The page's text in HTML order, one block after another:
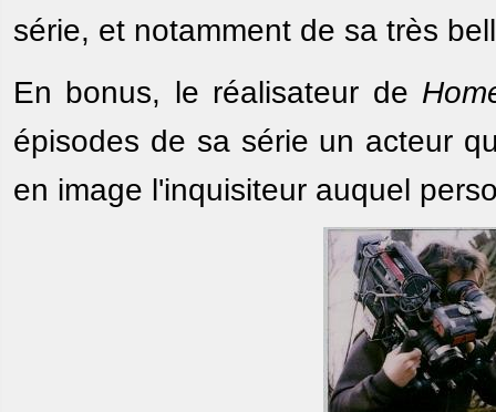
série, et notamment de sa très
En bonus, le réalisateur de
épisodes de sa série un acteur
en image l'inquisiteur auquel